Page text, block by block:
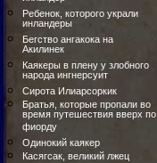
Ребенок, которого украли
инландеры
Бегство ангакока на
Акилинек
Каякеры в плену у злобного
народа ингнерсуит
Сирота Илиарсоркик
Братья, которые пропали во
время путешествия вверх по
фиорду
Одинокий каякер
Касягсак, великий лжец